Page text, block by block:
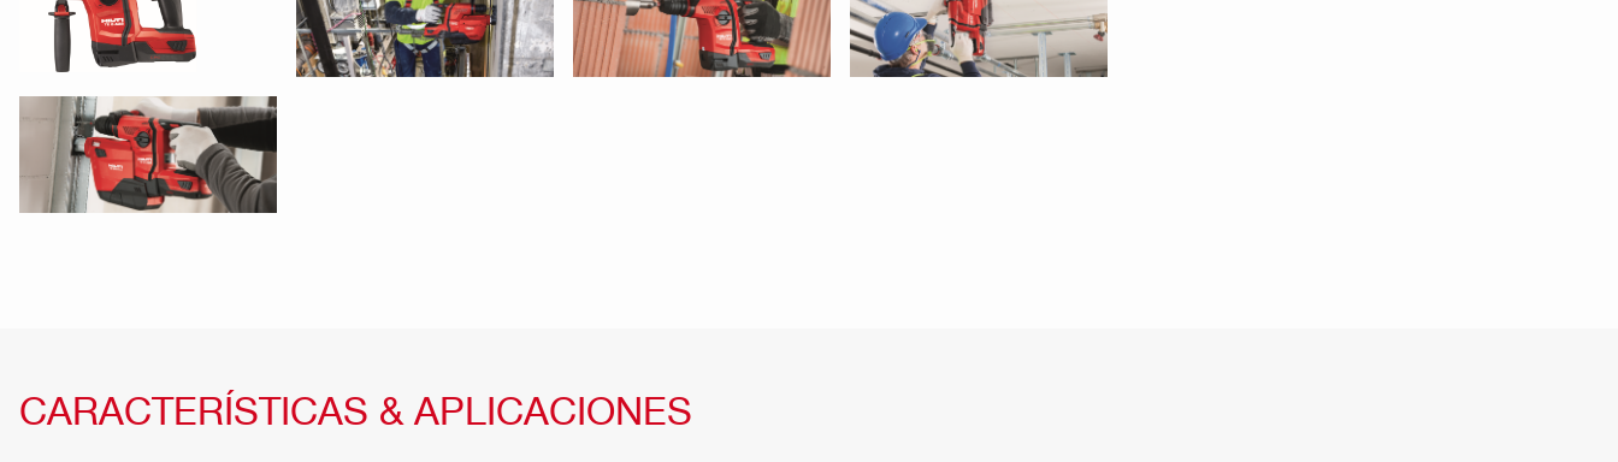
CARACTERÍSTICAS & APLICACIONES